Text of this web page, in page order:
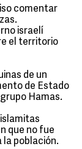
comentar
israelí
el territorio
de un
de Estado
Hamas.
que no fue
población.